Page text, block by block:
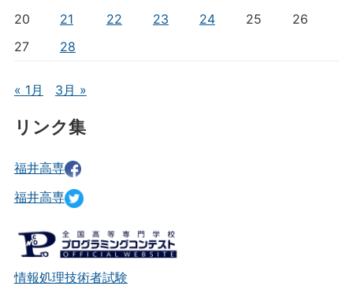
20
21 22 23 24 25
26
27
28
« 1月 3月 »
リンク集
福井高専
福井高専
情報処理技術者試験